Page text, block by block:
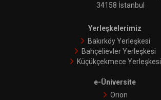
34158 İstanbul
Yerleşkelerimiz
Bakırköy Yerleşkesi
Bahçelievler Yerleşkesi
Küçükçekmece Yerleşkesi
e-Üniversite
Orion